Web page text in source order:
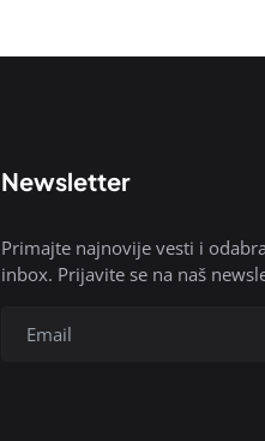
Newsletter
Primajte najnovije vesti i
inbox. Prijavite se na naš